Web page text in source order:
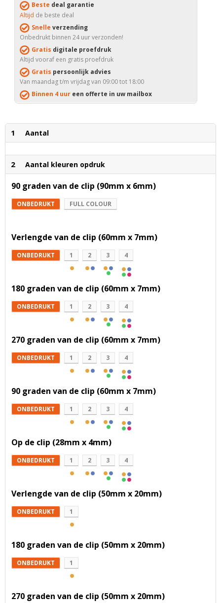
Beste deal garantie
Altijd de beste deal
Snelle verzending
Onbedrukt binnen 24 uur verzonden!
Gratis digitale proefdruk
Altijd vooraf een gratis proefdruk
Gratis persoonlijk advies
Van maandag t/m vrijdag van 09:00 tot 18:00
Binnen 4 uur een offerte in uw mailbox
1 Aantal
2 Aantal kleuren opdruk
90 graden van de clip (90mm x 6mm)
ONBEDRUKT FULL COLOUR
Verlengde van de clip (60mm x 7mm)
ONBEDRUKT 1 2 3 4
180 graden van de clip (60mm x 7mm)
ONBEDRUKT 1 2 3 4
270 graden van de clip (60mm x 7mm)
ONBEDRUKT 1 2 3 4
90 graden van de clip (60mm x 7mm)
ONBEDRUKT 1 2 3 4
Op de clip (28mm x 4mm)
ONBEDRUKT 1 2 3 4
Verlengde van de clip (50mm x 20mm)
ONBEDRUKT 1
180 graden van de clip (50mm x 20mm)
ONBEDRUKT 1
270 graden van de clip (50mm x 20mm)